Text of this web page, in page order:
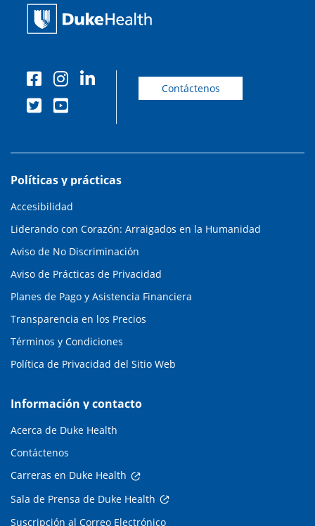
Contáctenos
Políticas y prácticas
Accesibilidad
Liderando con Corazón: Arraigados en la Humanidad
Aviso de No Discriminación
Aviso de Prácticas de Privacidad
Planes de Pago y Asistencia Financiera
Transparencia en los Precios
Términos y Condiciones
Política de Privacidad del Sitio Web
Información y contacto
Acerca de Duke Health
Contáctenos
Carreras en Duke Health
Sala de Prensa de Duke Health
Suscripción al Correo Electrónico